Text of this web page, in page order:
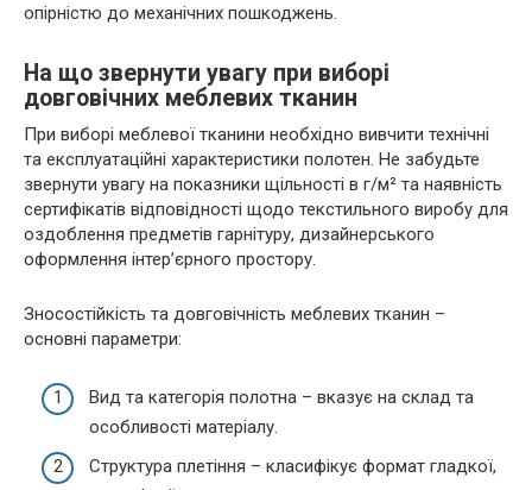
опірністю до механічних пошкоджень.
На що звернути увагу при виборі
довговічних меблевих тканин
При виборі меблевої тканини необхідно вивчити технічні
та експлуатаційні характеристики полотен. Не забудьте
звернути увагу на показники щільності в г/м² та наявність
сертифікатів відповідності щодо текстильного виробу для
оздоблення предметів гарнітуру, дизайнерського
оформлення інтер’єрного простору.
Зносостійкість та довговічність меблевих тканин –
основні параметри:
Вид та категорія полотна – вказує на склад та
особливості матеріалу.
Структура плетіння – класифікує формат гладкої,